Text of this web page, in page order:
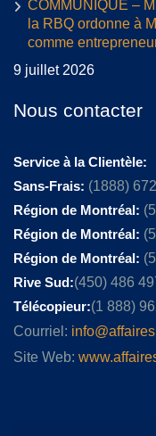
COMMUNIQUÉ –
la RBQ ordonne à
comme
9 juillet 2026
Nous contacter
Service à la Clientèle:
Sans-Frais: (1888)
Région de Montréal:
Région de Montréal:
Région de Montréal:
Rive Sud:(450) 486
Télécopieur:(1 888)
Courriel:
Site Web: